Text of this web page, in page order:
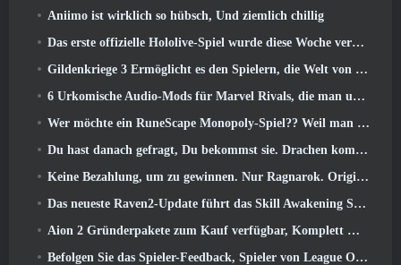
Aniimo ist wirklich so hübsch, Und ziemlich chillig
Das erste offizielle Hololive-Spiel wurde diese Woche veröffentlicht
Gildenkriege 3 Ermöglicht es den Spielern, die Welt von Tyria zu erleben, bevor die Drachenältesten erwachten
6 Urkomische Audio-Mods für Marvel Rivals, die man unbedingt ausprobieren muss
Wer möchte ein RuneScape Monopoly-Spiel?? Weil man unterwegs ist
Du hast danach gefragt, Du bekommst sie. Drachen kommen online nach Albion
Keine Bezahlung, um zu gewinnen. Nur Ragnarok. Origin Classic erscheint im Juli 23
Das neueste Raven2-Update führt das Skill Awakening System ein, Geben Sie den Spielern mehr Möglichkeiten, ihre Fähigkeiten zu verbessern
Aion 2 Gründerpakete zum Kauf verfügbar, Komplett mit fünf Tagen Early Access
Befolgen Sie das Spieler-Feedback, Spieler von League Of Legends Classic müssen nicht für klassische Skins bezahlen